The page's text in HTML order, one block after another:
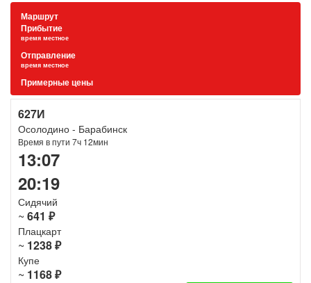
Маршрут
Прибытие
время местное
Отправление
время местное
Примерные цены
627И
Осолодино - Барабинск
Время в пути 7ч 12мин
13:07
20:19
Сидячий
~ 641 ₽
Плацкарт
~ 1238 ₽
Купе
~ 1168 ₽